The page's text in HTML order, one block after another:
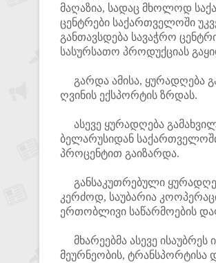
მაღაზია, სადაც მხოლოდ
ცენტრები საქართველოში
განთავსდება სავაჭრო
სასურსათო პროდუქციას
გარდა ამისა, ყურადღება
ღვინის ექსპორტის ზრდას.
ასევე ყურადღება
ბელარუსიდან
პროცენტით გაიზარდა.
განსაკუთრებული
კერძოდ, საუბარია
ერთობლივი საწარმოების
მხარეებმა ასევე
მეურნეობის, ტრანსპორტისა